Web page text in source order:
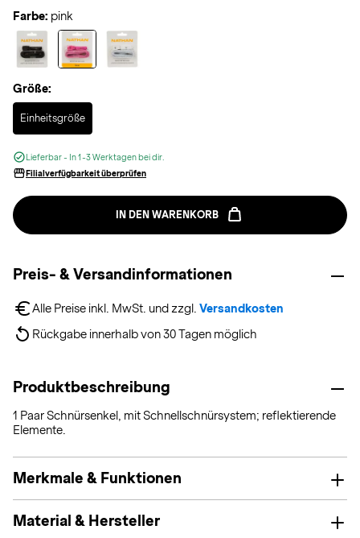
Farbe: pink
Größe:
Einheitsgröße
Selected
Lieferbar - In 1-3 Werktagen bei dir.
Filialverfügbarkeit überprüfen
IN DEN WARENKORB
Preis- & Versandinformationen
Alle Preise inkl. MwSt. und zzgl. Versandkosten
Rückgabe innerhalb von 30 Tagen möglich
Produktbeschreibung
1 Paar Schnürsenkel, mit Schnellschnürsystem; reflektierende
Elemente.
Merkmale & Funktionen
Material & Hersteller